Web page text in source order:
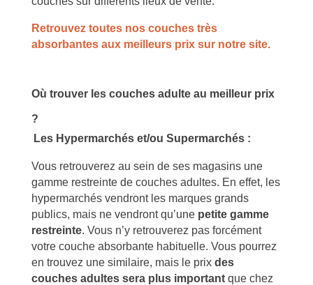
Retrouvez toutes nos couches très
absorbantes aux meilleurs prix sur notre site.
Où trouver les couches adulte au meilleur prix
?
Les Hypermarchés et/ou Supermarchés :
Vous retrouverez au sein de ses magasins une
gamme restreinte de couches adultes. En effet, les
hypermarchés vendront les marques grands
publics, mais ne vendront qu’une petite gamme
restreinte. Vous n’y retrouverez pas forcément
votre couche absorbante habituelle. Vous pourrez
en trouvez une similaire, mais le prix des
couches adultes sera plus important que chez